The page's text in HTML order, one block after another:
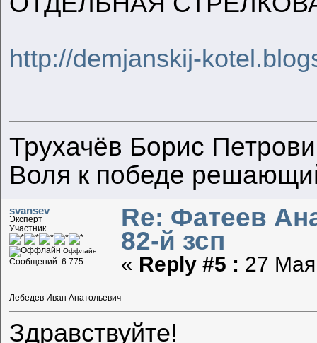
http://demjanskij-
Трухачёв Борис
Воля к победе
svansev
Эксперт
Участник
Оффлайн
Сообщений: 6 775
Лебедев Иван Анатольевич
Re: Фатеев
82-й зсп
« Reply #5 : 27
Здравствуйте!